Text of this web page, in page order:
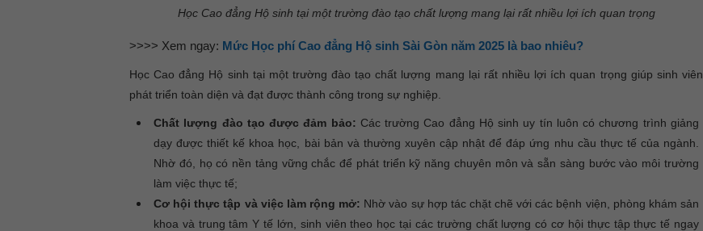
Học Cao đẳng Hộ sinh tại một trường đào tạo chất lượng mang lại rất nhiều lợi ích quan trọng
>>>> Xem ngay: Mức Học phí Cao đẳng Hộ sinh Sài Gòn năm 2025 là bao nhiêu?
Học Cao đẳng Hộ sinh tại một trường đào tạo chất lượng mang lại rất nhiều lợi ích quan trọng giúp sinh viên
phát triển toàn diện và đạt được thành công trong sự nghiệp.
Chất lượng đào tạo được đảm bảo: Các trường Cao đẳng Hộ sinh uy tín luôn có chương trình giảng
dạy được thiết kế khoa học, bài bản và thường xuyên cập nhật để đáp ứng nhu cầu thực tế của ngành.
Nhờ đó, họ có nền tảng vững chắc để phát triển kỹ năng chuyên môn và sẵn sàng bước vào môi trường
làm việc thực tế;
Cơ hội thực tập và việc làm rộng mở: Nhờ vào sự hợp tác chặt chẽ với các bệnh viện, phòng khám sản
khoa và trung tâm Y tế lớn, sinh viên theo học tại các trường chất lượng có cơ hội thực tập thực tế ngay